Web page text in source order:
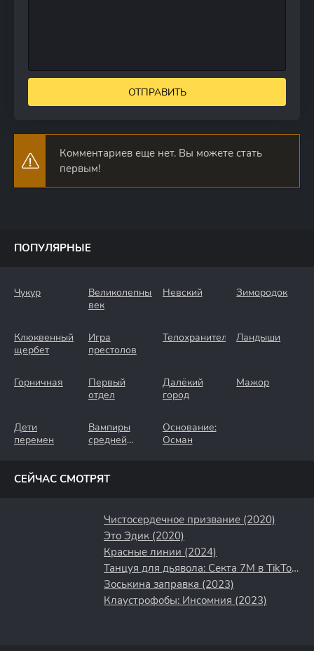
ОТПРАВИТЬ
Комментариев еще нет. Вы можете стать
первым!
ПОПУЛЯРНЫЕ
Чукур
Великолепный
век
Невский Зимородок
Клюквенный
щербет
Игра
престолов
Телохранители Ландыши
Горничная
Первый
отдел
Далёкий
город
Мажор
Дети
перемен
Вампиры
средней
Основание:
Осман
СЕЙЧАС СМОТРЯТ
Чистосердечное призвание (2020)
Это Эдик (2020)
Красные линии (2024)
Танцуя для дьявола: Секта 7M в TikTok (2024)
Зоськина заправка (2023)
Клаустрофобы: Инсомния (2023)